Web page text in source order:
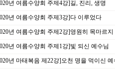
년 여름수양회 주제4강]길, 진리, 생명
년 여름수양회 주제3강]다 이루었다
년 여름수양회 주제2강]영원히 목마르
년 여름수양회 주제1강]빛 되신 예수님
년 마태복음 제22강]오천 명을 먹이신 예